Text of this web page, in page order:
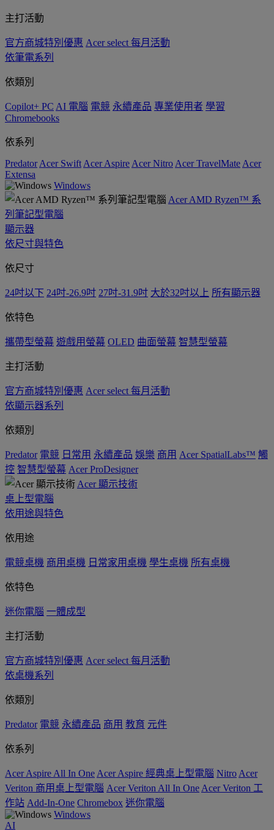
主打活動
官方商城特別優惠 Acer select 每月活動
依筆電系列
依類別
Copilot+ PC AI 電腦 電競 永續產品 專業使用者 學習
Chromebooks
依系列
Predator Acer Swift Acer Aspire Acer Nitro Acer TravelMate Acer
Extensa
Windows
Acer AMD Ryzen™ 系
列筆記型電腦
顯示器
依尺寸與特色
依尺寸
24吋以下 24吋-26.9吋 27吋-31.9吋 大於32吋以上 所有顯示器
依特色
攜帶型螢幕 遊戲用螢幕 OLED 曲面螢幕 智慧型螢幕
主打活動
官方商城特別優惠 Acer select 每月活動
依顯示器系列
依類別
Predator 電競 日常用 永續產品 娛樂 商用 Acer SpatialLabs™ 觸
控 智慧型螢幕 Acer ProDesigner
Acer 顯示技術
桌上型電腦
依用途與特色
依用途
電競桌機 商用桌機 日常家用桌機 學生桌機 所有桌機
依特色
迷你電腦 一體成型
主打活動
官方商城特別優惠 Acer select 每月活動
依桌機系列
依類別
Predator 電競 永續產品 商用 教育 元件
依系列
Acer Aspire All In One Acer Aspire 經典桌上型電腦 Nitro Acer
Veriton 商用桌上型電腦 Acer Veriton All In One Acer Veriton 工
作站 Add-In-One Chromebox 迷你電腦
Windows
AI